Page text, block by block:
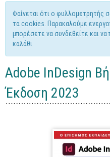
Windows
Linux
Unix
Office
Μήνυμα
Φαίνεται ότι ο φυλλομετρητής
τα cookies. Παρακαλούμε
μπορέσετε να συνδεθείτε και
καλάθι.
Adobe InDesign
Έκδοση 2023